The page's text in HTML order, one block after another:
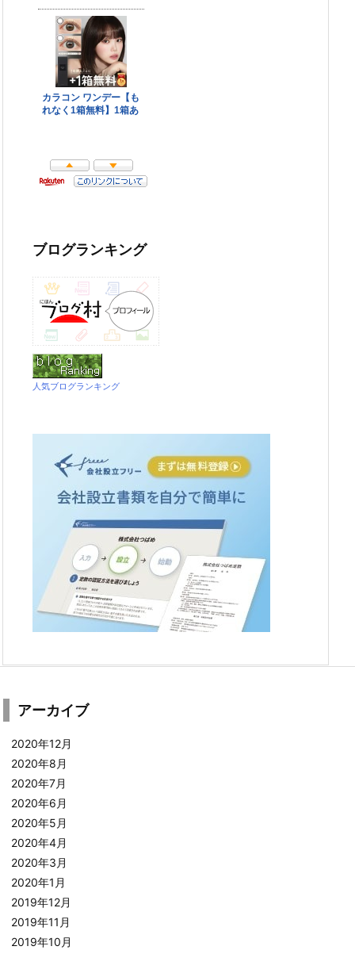
ブログランキング
人気ブログランキング
アーカイブ
2020年12月
2020年8月
2020年7月
2020年6月
2020年5月
2020年4月
2020年3月
2020年1月
2019年12月
2019年11月
2019年10月